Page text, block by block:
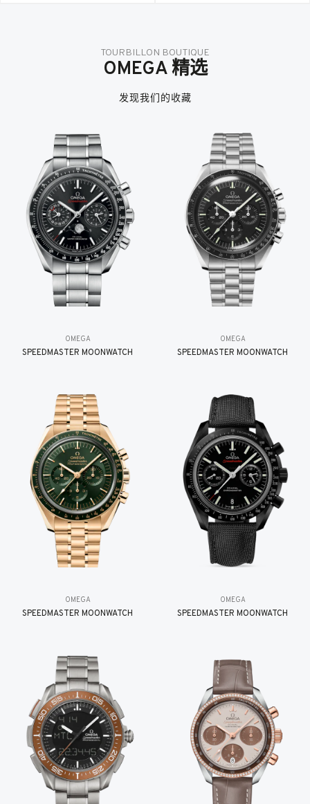
TOURBILLON BOUTIQUE
OMEGA 精选
发现我们的收藏
OMEGA
SPEEDMASTER MOONWATCH
OMEGA
SPEEDMASTER MOONWATCH
OMEGA
SPEEDMASTER MOONWATCH
OMEGA
SPEEDMASTER MOONWATCH